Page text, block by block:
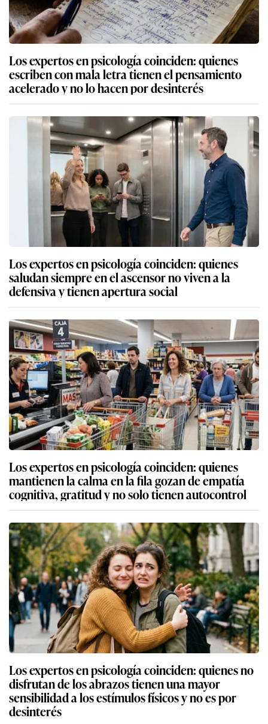
Los expertos en psicología coinciden: quienes
escriben con mala letra tienen el pensamiento
acelerado y no lo hacen por desinterés
Los expertos en psicología coinciden: quienes
saludan siempre en el ascensor no viven a la
defensiva y tienen apertura social
Los expertos en psicología coinciden: quienes
mantienen la calma en la fila gozan de empatía
cognitiva, gratitud y no solo tienen autocontrol
Los expertos en psicología coinciden: quienes no
disfrutan de los abrazos tienen una mayor
sensibilidad a los estímulos físicos y no es por
desinterés